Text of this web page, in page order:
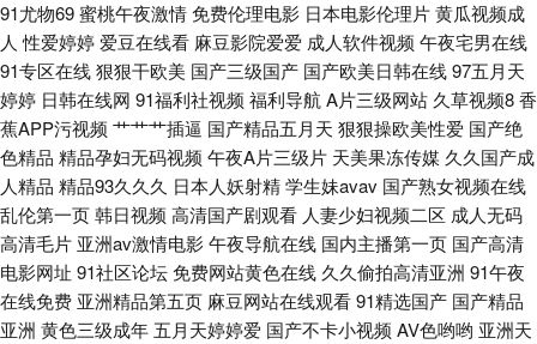
女性爱 69xbcom 超碰91伊人 韩国在线不卡在线 青娱乐吧91 综合色站ts 超
碰91在线观看 黄色剧场 青青草视频人人干 午夜国产传媒在线 91九色泉州论
坛 大香蕉AV在线 欧美第四页 五月天偷拍网 91日韩成人导航 成人午夜大片
老熟女91九色 日韩亚色 在线视频福利导航 av亚洲东方 国产自拍三级 免费观
看91网站 午夜福利色av 97亚洲精品成人 国产盗拍色视频 老司机福利大香蕉
91尤物69蜜桃午夜激情免费伦理电影 日本电影伦理片黄瓜视频成
人 性爱婷婷 爱豆在线看 麻豆影院爱爱 成人软件视频 午夜宅男在线
91专区在线狠狠干欧美 国产三级国产 国产欧美日韩在线97五月天
婷婷 日韩在线网 91福利社视频 福利导航 A片三级网站 久草视频8香
蕉APP污视频 艹艹艹插逼 国产精品五月天 狠狠操欧美性爱 国产绝
色精品 精品孕妇无码视频 午夜A片三级片 天美果冻传媒 久久国产成
人精品 精品93久久久 日本人妖射精学生妹avav 国产熟女视频在线
乱伦第一页韩日视频 高清国产剧观看 人妻少妇视频二区 成人无码
高清毛片 亚洲av激情电影午夜导航在线 国内主播第一页 国产高清
电影网址 91社区论坛免费网站黄色在线 久久偷拍高清亚洲 91午夜
在线免费 亚洲精品第五页 麻豆网站在线观看91精选国产 国产精品
亚洲 黄色三级成年 五月天婷婷爱 国产不卡小视频 AV色哟哟 亚洲天